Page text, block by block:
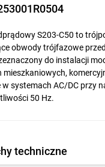
S203-C50 to
obwody trójfazowe
do instalacji
mieszkaniowych,
w systemach AC/DC przy
50 Hz.
techniczne